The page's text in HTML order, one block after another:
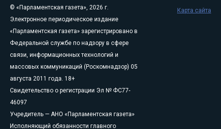
© «Парламентская газета», 2026 г.
Электронное периодическое издание
«Парламентская газета» зарегистрировано в
Федеральной службе по надзору в сфере
связи, информационных технологий и
массовых коммуникаций (Роскомнадзор) 05
августа 2011 года. 18+
Свидетельство о регистрации Эл № ФС77-
46097
Учредитель — АНО «Парламентская газета»
Исполняющий обязанности главного
Карта сайта